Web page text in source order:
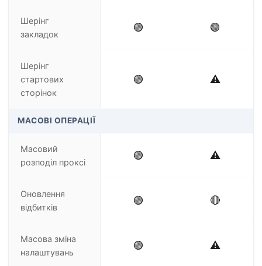
Шерінг
закладок
🟢 🟢
Шерінг
стартових
сторінок
🟢 ⚠️
МАСОВІ ОПЕРАЦІЇ
Масовий
розподіл проксі
🟢 ⚠️
Оновлення
відбитків
🟢 🔴
Масова зміна
налаштувань
🟢 ⚠️